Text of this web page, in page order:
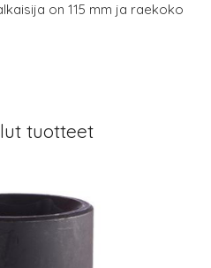
on 115 mm ja raekoko
tuotteet